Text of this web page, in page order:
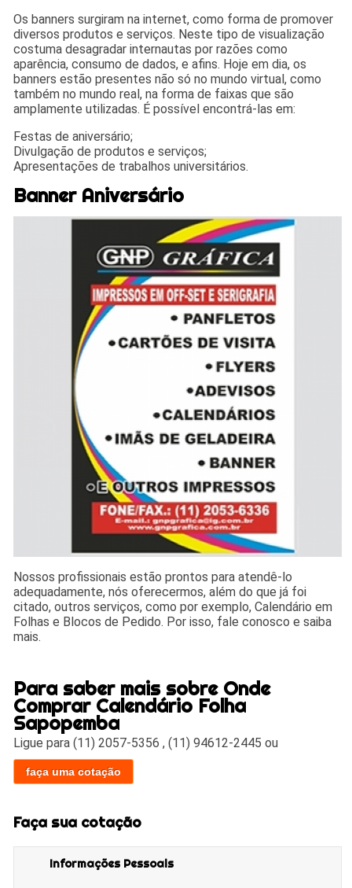
Os banners surgiram na internet, como forma de promover
diversos produtos e serviços. Neste tipo de visualização
costuma desagradar internautas por razões como
aparência, consumo de dados, e afins. Hoje em dia, os
banners estão presentes não só no mundo virtual, como
também no mundo real, na forma de faixas que são
amplamente utilizadas. É possível encontrá-las em:
Festas de aniversário;
Divulgação de produtos e serviços;
Apresentações de trabalhos universitários.
Banner Aniversário
Nossos profissionais estão prontos para atendê-lo
adequadamente, nós oferecermos, além do que já foi
citado, outros serviços, como por exemplo, Calendário em
Folhas e Blocos de Pedido. Por isso, fale conosco e saiba
mais.
Para saber mais sobre Onde
Comprar Calendário Folha
Sapopemba
Ligue para(11) 2057-5356 ,(11) 94612-2445 ou
faça uma cotação
Faça sua cotação
Informações Pessoais